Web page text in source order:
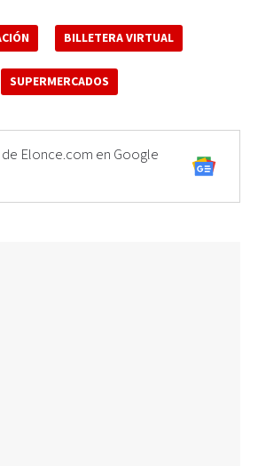
BILLETERA VIRTUAL
SUPERMERCADOS
Elonce.com en Google